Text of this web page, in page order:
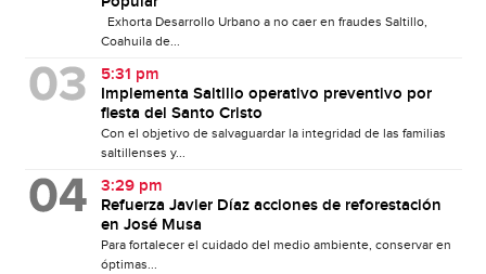
Exhorta Desarrollo Urbano a no caer en fraudes Saltillo,
Coahuila de...
5:31 pm
Implementa Saltillo operativo preventivo por
fiesta del Santo Cristo
Con el objetivo de salvaguardar la integridad de las familias
saltillenses y...
3:29 pm
Refuerza Javier Díaz acciones de reforestación
en José Musa
Para fortalecer el cuidado del medio ambiente, conservar en
óptimas...